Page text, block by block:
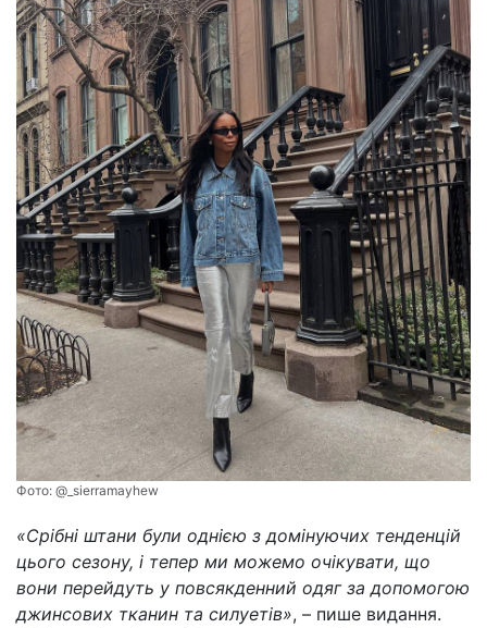
Фото: @_sierramayhew
«Срібні штани були однією з домінуючих тенденцій
цього сезону, і тепер ми можемо очікувати, що
вони перейдуть у повсякденний одяг за допомогою
джинсових тканин та силуетів», – пише видання.